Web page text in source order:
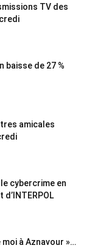
TV des
baisse de 27 %
amicales
cybercrime en
moi à Aznavour »…